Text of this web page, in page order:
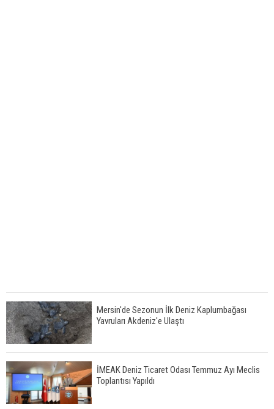
Mersin'de Sezonun İlk Deniz Kaplumbağası
Yavruları Akdeniz'e Ulaştı
İMEAK Deniz Ticaret Odası Temmuz Ayı Meclis
Toplantısı Yapıldı